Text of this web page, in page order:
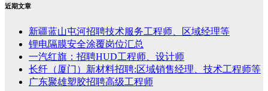
近期文章
新疆蓝山屯河招聘技术服务工程师、区域经理等
锂电隔膜安全涂覆岗位汇总
一汽红旗：招聘HUD工程师、设计师
长纤（厦门）新材料招聘:区域销售经理、技术工程师等
广东聚雄塑胶招聘高级工程师